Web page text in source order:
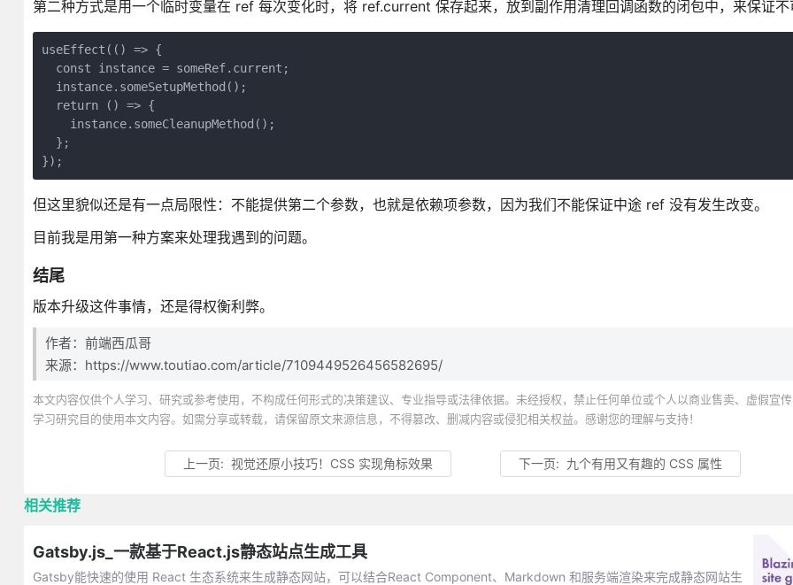
第二种方式是用一个临时变量在 ref 每次变化时，将 ref.current 保存起来，放到副作用清理回调函数的闭包中，来保证不
useEffect(() => {
  const instance = someRef.current;
  instance.someSetupMethod();
  return () => {
    instance.someCleanupMethod();
  };
});
但这里貌似还是有一点局限性：不能提供第二个参数，也就是依赖项参数，因为我们不能保证中途 ref 没有发生改变。
目前我是用第一种方案来处理我遇到的问题。
结尾
版本升级这件事情，还是得权衡利弊。
作者：前端西瓜哥
来源：https://www.toutiao.com/article/7109449526456582695/
本文内容仅供个人学习、研究或参考使用，不构成任何形式的决策建议、专业指导或法律依据。未经授权，禁止任何单位或个人以商业售卖、虚假宣
学习研究目的使用本文内容。如需分享或转载，请保留原文来源信息，不得篡改、删减内容或侵犯相关权益。感谢您的理解与支持！
上一页:视觉还原小技巧！CSS 实现角标效果 下一页: 九个有用又有趣的 CSS 属性
相关推荐
Gatsby.js_一款基于React.js静态站点生成工具
Gatsby能快速的使用 React 生态系统来生成静态网站，可以结合React Component、Markdown 和服务端渲染来完成静态网站生